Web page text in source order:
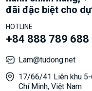
đãi đặc biệt cho
HOTLINE
+84 888 789 688
Lam@tudong.net
17/66/41 Liên khu 5-
Chí Minh, Việt Nam